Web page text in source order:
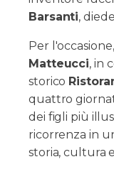
Barsanti,
Per
Matteucci, in
storico
quattro
dei figli più
ricorrenza in
storia, cultura